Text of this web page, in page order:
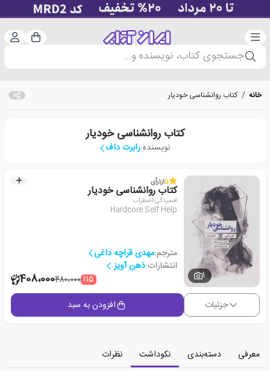
دسته‌بندی سبد
جستجوی کتاب، نویسنده و...
خانه / کتاب روانشناسی خودیار
کتاب روانشناسی خودیار
نویسنده:رابرت داف
1
5از1رأی
کتاب روانشناسی خودیار
افسردگی-اضطراب
Hardcore Self Help
مترجم:مهدی قراچه داغی
انتشارات:ذهن آویز
٪15480،000408،000
جزئیات افزودن به سبد
معرفی دسته‌بندی نکوداشت
نظرات